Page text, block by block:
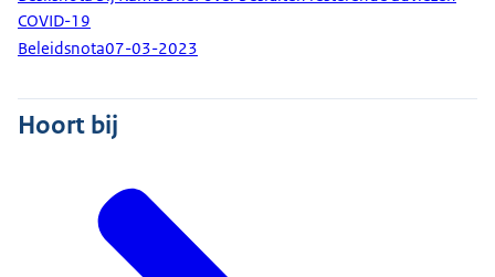
COVID-19
Beleidsnota07-03-2023
Hoort bij